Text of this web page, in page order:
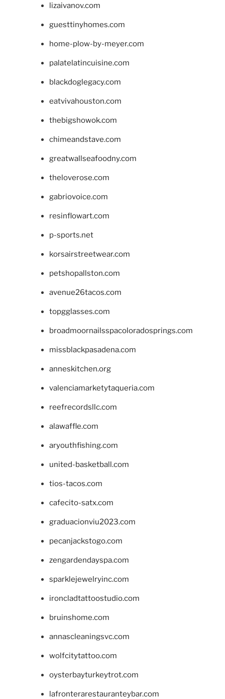
lizaivanov.com
guesttinyhomes.com
home-plow-by-meyer.com
palatelatincuisine.com
blackdoglegacy.com
eatvivahouston.com
thebigshowok.com
chimeandstave.com
greatwallseafoodny.com
theloverose.com
gabriovoice.com
resinflowart.com
p-sports.net
korsairstreetwear.com
petshopallston.com
avenue26tacos.com
topgglasses.com
broadmoornailsspacoloradosprings.com
missblackpasadena.com
anneskitchen.org
valenciamarketytaqueria.com
reefrecordsllc.com
alawaffle.com
aryouthfishing.com
united-basketball.com
tios-tacos.com
cafecito-satx.com
graduacionviu2023.com
pecanjackstogo.com
zengardendayspa.com
sparklejewelryinc.com
ironcladtattoostudio.com
bruinshome.com
annascleaningsvc.com
wolfcitytattoo.com
oysterbayturkeytrot.com
lafronterarestauranteybar.com